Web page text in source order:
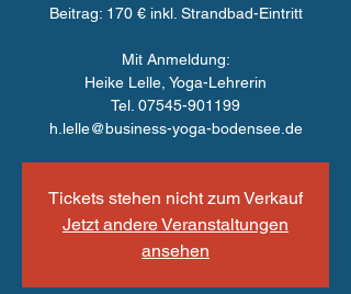
Beitrag: 170 € inkl. Strandbad-Eintritt
Mit Anmeldung:
Heike Lelle, Yoga-Lehrerin
Tel. 07545-901199
h.lelle@business-yoga-bodensee.de
Tickets stehen nicht zum Verkauf
Jetzt andere Veranstaltungen
ansehen